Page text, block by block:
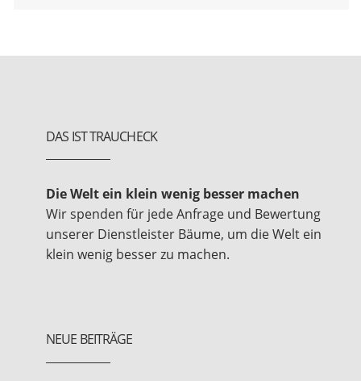
DAS IST TRAUCHECK
Die Welt ein klein wenig besser machen
Wir spenden für jede Anfrage und Bewertung
unserer Dienstleister Bäume, um die Welt ein
klein wenig besser zu machen.
NEUE BEITRÄGE